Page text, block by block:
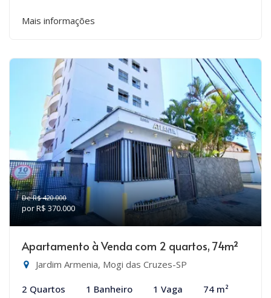
Mais informações
De R$ 420.000
por R$ 370.000
Apartamento à Venda com 2 quartos, 74m²
Jardim Armenia, Mogi das Cruzes-SP
2 Quartos 1 Banheiro 1 Vaga 74 m²